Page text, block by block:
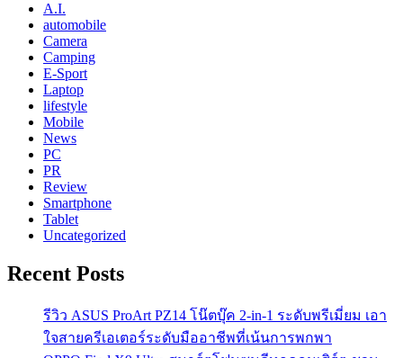
A.I.
automobile
Camera
Camping
E-Sport
Laptop
lifestyle
Mobile
News
PC
PR
Review
Smartphone
Tablet
Uncategorized
Recent Posts
รีวิว ASUS ProArt PZ14 โน๊ตบุ๊ค 2-in-1 ระดับพรีเมี่ยม เอา
ใจสายครีเอเตอร์ระดับมืออาชีพที่เน้นการพกพา